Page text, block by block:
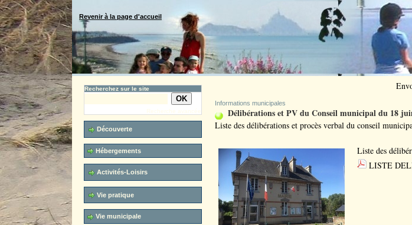
Revenir à la page d'accueil
Recherchez sur le site
Recherche avancée
Découverte
Hébergements
Activités-Loisirs
Vie pratique
Vie municipale
Informations municipales
Délibérations et PV du Conseil municipal du 18
Liste des délibérations et procès verbal du conseil
Liste des
LISTE